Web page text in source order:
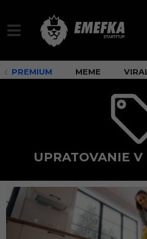
PREMIUM MEME
UPRATOVANIE
u
p